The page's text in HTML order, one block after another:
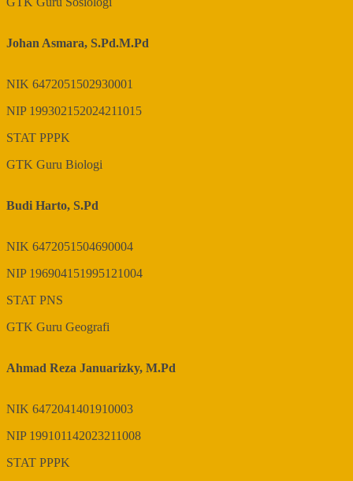
Johan Asmara, S.Pd.M.Pd
NIK 6472051502930001
NIP 199302152024211015
STAT PPPK
GTK Guru Biologi
Budi Harto, S.Pd
NIK 6472051504690004
NIP 196904151995121004
STAT PNS
GTK Guru Geografi
Ahmad Reza Januarizky, M.Pd
NIK 6472041401910003
NIP 199101142023211008
STAT PPPK